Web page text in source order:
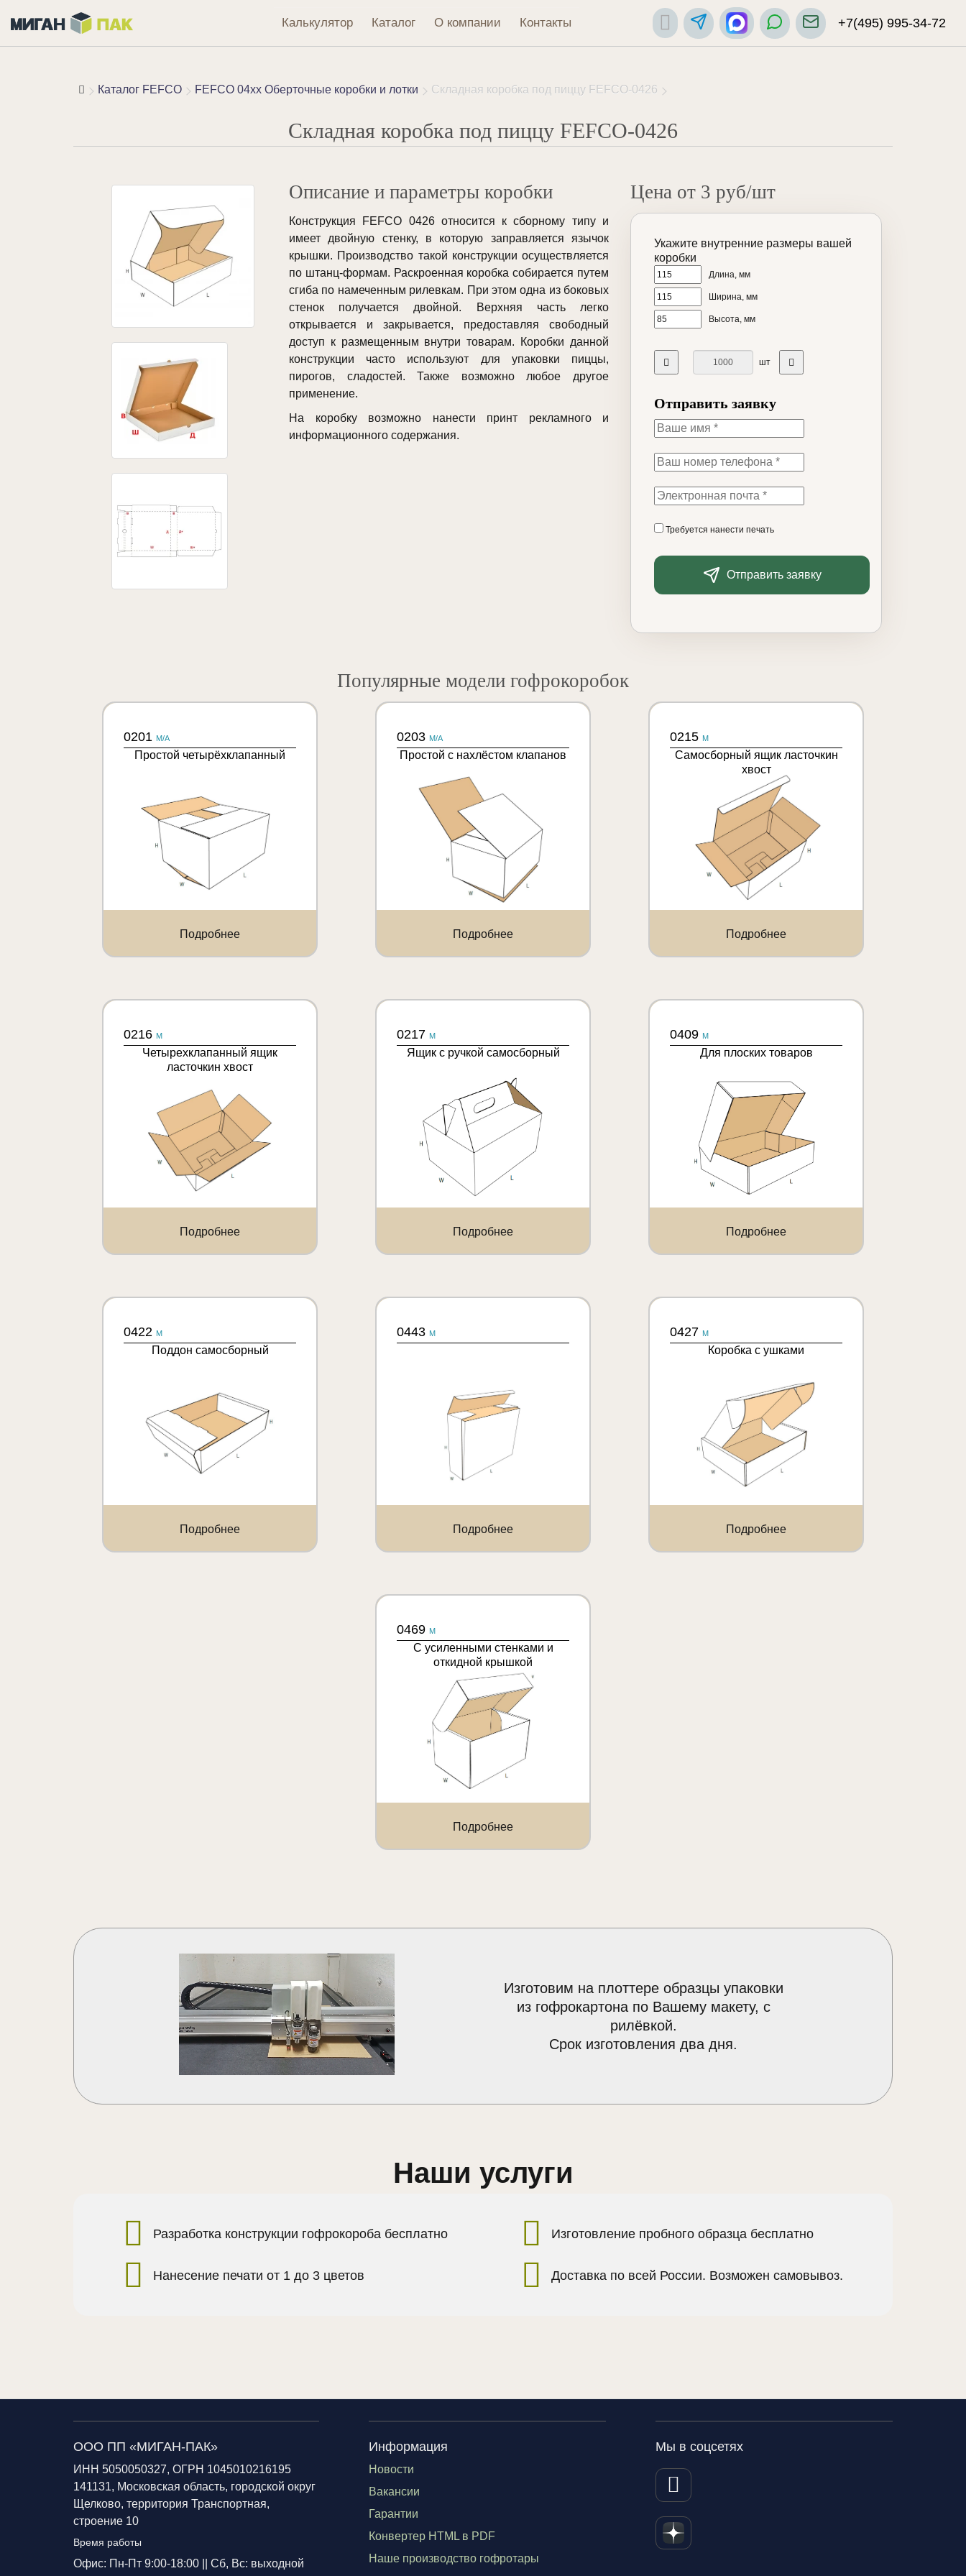
Калькулятор Каталог О компании Контакты +7(495) 995-34-72
Каталог FEFCO FEFCO 04xx Оберточные коробки и лотки Складная коробка под пиццу FEFCO-0426
Складная коробка под пиццу FEFCO-0426
Описание и параметры коробки
Конструкция FEFCO 0426 относится к сборному типу и
имеет двойную стенку, в которую заправляется язычок
крышки. Производство такой конструкции осуществляется
по штанц-формам. Раскроенная коробка собирается путем
сгиба по намеченным рилевкам. При этом одна из боковых
стенок получается двойной. Верхняя часть легко
открывается и закрывается, предоставляя свободный
доступ к размещенным внутри товарам. Коробки данной
конструкции часто используют для упаковки пиццы,
пирогов, сладостей. Также возможно любое другое
применение.
На коробку возможно нанести принт рекламного и
информационного содержания.
Цена от 3 руб/шт
Укажите внутренние размеры вашей
коробки
Длина, мм
Ширина, мм
Высота, мм
шт
Отправить заявку
Требуется нанести печать
Отправить заявку
Популярные модели гофрокоробок
0201 M/A
Простой четырёхклапанный
Подробнее
0203 M/A
Простой с нахлёстом клапанов
Подробнее
0215 M
Самосборный ящик ласточкин
хвост
Подробнее
0216 M
Четырехклапанный ящик
ласточкин хвост
Подробнее
0217 M
Ящик с ручкой самосборный
Подробнее
0409 M
Для плоских товаров
Подробнее
0422 M
Поддон самосборный
Подробнее
0443 M
Подробнее
0427 M
Коробка с ушками
Подробнее
0469 M
С усиленными стенками и
откидной крышкой
Подробнее
Изготовим на плоттере образцы упаковки
из гофрокартона по Вашему макету, с
рилёвкой.
Срок изготовления два дня.
Наши услуги
Разработка конструкции гофрокороба бесплатно
Нанесение печати от 1 до 3 цветов
Изготовление пробного образца бесплатно
Доставка по всей России. Возможен самовывоз.
ООО ПП «МИГАН-ПАК»
ИНН 5050050327, ОГРН 1045010216195
141131, Московская область, городской округ
Щелково, территория Транспортная,
строение 10
Время работы
Офис: Пн-Пт 9:00-18:00 || Сб, Вс: выходной
Информация
Новости
Вакансии
Гарантии
Конвертер HTML в PDF
Наше производство гофротары
Мы в соцсетях